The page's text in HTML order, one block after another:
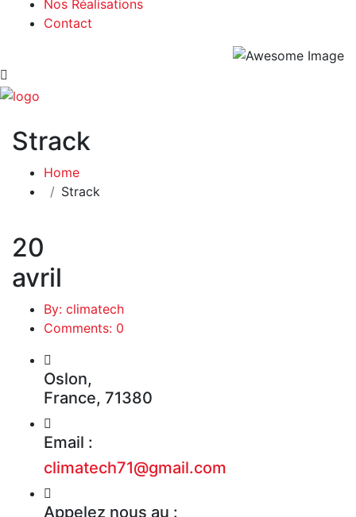
Nos Réalisations
Contact
Strack
Home
Strack
20
avril
By: climatech
Comments: 0
Oslon,
France, 71380
Email :
climatech71@gmail.com
Appelez nous au :